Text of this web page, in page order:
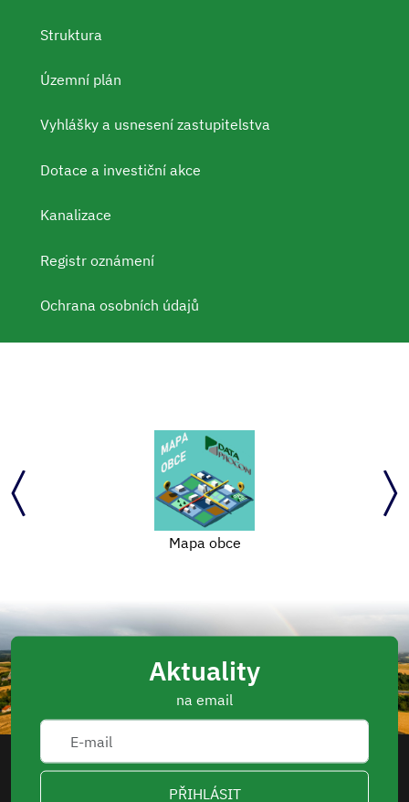
Struktura
Územní plán
Vyhlášky a usnesení zastupitelstva
Dotace a investiční akce
Kanalizace
Registr oznámení
Ochrana osobních údajů
Mapa obce
Aktuality
na email
PŘIHLÁSIT